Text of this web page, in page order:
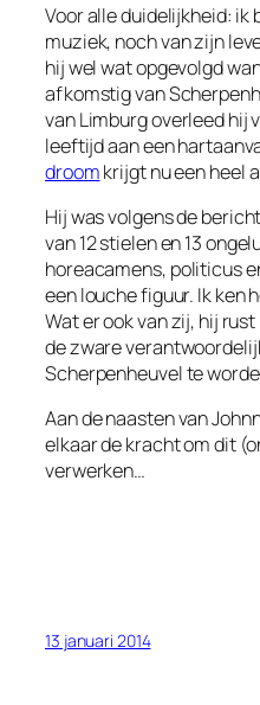
Voor alle duidelijkheid: ik
muziek, noch van zijn
hij wel wat opgevolgd
afkomstig van
van Limburg overleed hij
leeftijd aan een
droomkrijgt nu een heel
Hij was volgens de
van 12 stielen en 13
horeacamens, politicus
een louche figuur. Ik ken
Wat er ook van zij, hij
de zware
Scherpenheuvel te
Aan de naasten van
elkaar de kracht om dit
verwerken…
13 januari 2014